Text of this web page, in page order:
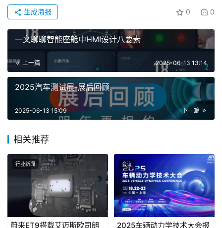
截至目前，奔驰官方尚未公布具体故障原因，仅表示技
智能车机系统稳定性的关注，部分用户呼吁厂商在推送更新
前应加强测试，避免类似情况发生。
0 0
生成海报
一文聊聊智能座舱中HMI设计八要素
上一篇 2025-06-13 13:14
2025汽车测试展-展后回顾
下一篇
2025-06-13 15:09
相关推荐
行业新闻
蔚来ET9搭载艾迈斯欧司朗
会议
2025车辆动力学技术大会报